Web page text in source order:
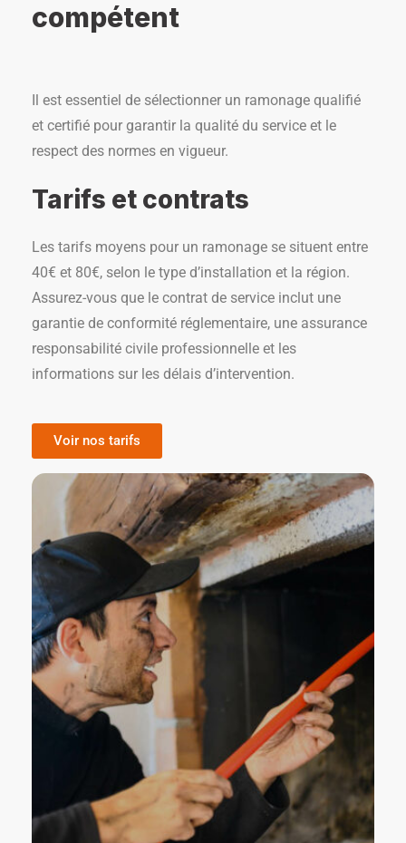
compétent
Il est essentiel de sélectionner un ramonage qualifié
et certifié pour garantir la qualité du service et le
respect des normes en vigueur.
Tarifs et contrats
Les tarifs moyens pour un ramonage se situent entre
40€ et 80€, selon le type d’installation et la région.
Assurez-vous que le contrat de service inclut une
garantie de conformité réglementaire, une assurance
responsabilité civile professionnelle et les
informations sur les délais d’intervention.
Voir nos tarifs